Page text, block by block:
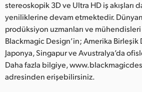
stereoskopik 3D ve Ultra HD iş akışları
yeniliklerine devam etmektedir.
prodüksiyon uzmanları ve
Blackmagic Design’in; Amerika
Japonya, Singapur ve Avustralya’da
Daha fazla bilgiye,
adresinden erişebilirsiniz.